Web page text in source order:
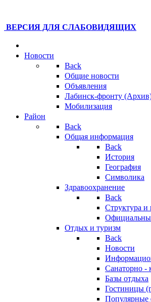
ВЕРСИЯ ДЛЯ СЛАБОВИДЯЩИХ
Новости
Back
Общие новости
Объявления
Лабинск-фронту
Мобилизация
Район
Back
Общая информация
Back
История
География
Символика
Здравоохранение
Back
Структура и
Отдых и туризм
Back
Новости
Санаторно -
Базы отдыха
Гостиницы
Популярные